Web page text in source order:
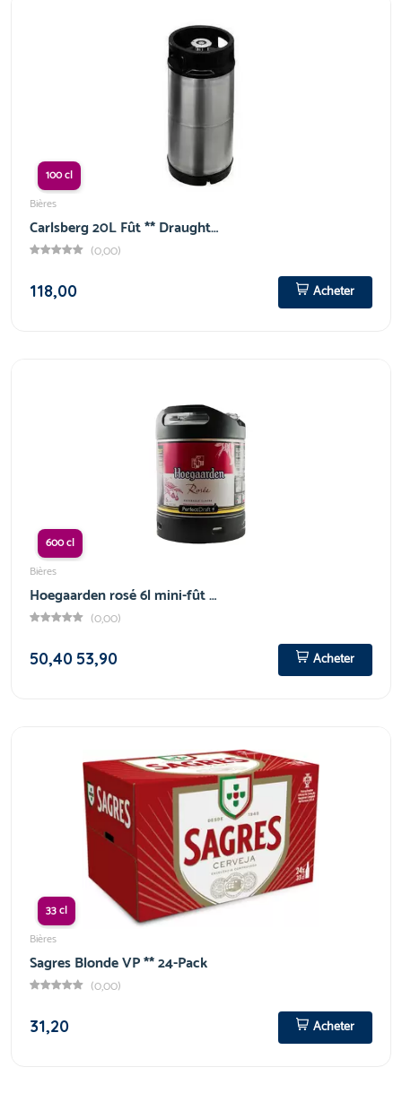
100 cl
Bières
Carlsberg 20L Fût ** Draught…
(0,00)
118,00
Acheter
600 cl
Bières
Hoegaarden rosé 6l mini-fût …
(0,00)
50,40 53,90 Acheter
33 cl
Bières
Sagres Blonde VP ** 24-Pack
(0,00)
31,20
Acheter